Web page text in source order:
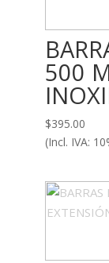
500
$395.00
(Incl. IVA: